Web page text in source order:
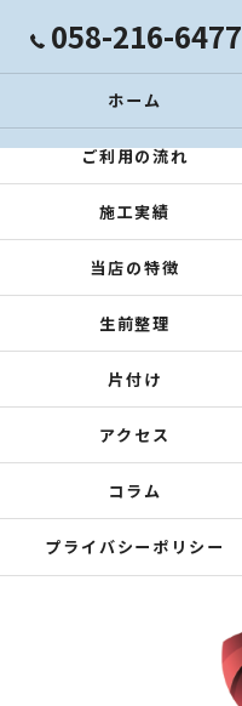
058-216-6477
ホーム
ご利用の流れ
施工実績
当店の特徴
生前整理
片付け
アクセス
コラム
プライバシーポリシー